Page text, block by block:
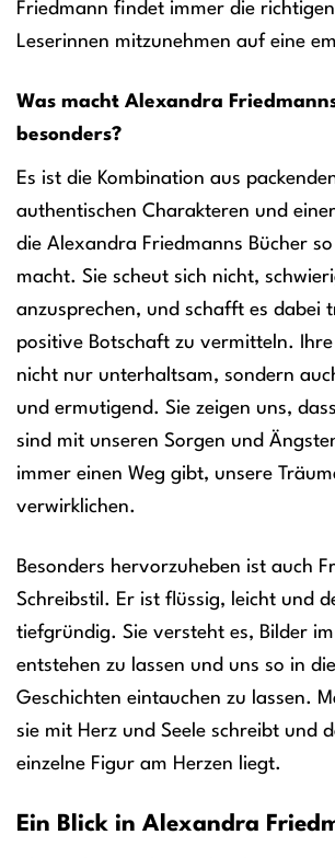
Friedmann findet immer die
Leserinnen mitzunehmen auf eine
Was macht Alexandra
besonders?
Es ist die Kombination aus
authentischen Charakteren und
die Alexandra Friedmanns Bücher
macht. Sie scheut sich nicht,
anzusprechen, und schafft es dabei
positive Botschaft zu vermitteln. Ihre
nicht nur unterhaltsam, sondern
und ermutigend. Sie zeigen uns,
sind mit unseren Sorgen und
immer einen Weg gibt, unsere
verwirklichen.
Besonders hervorzuheben ist auch
Schreibstil. Er ist flüssig, leicht und
tiefgründig. Sie versteht es, Bilder im
entstehen zu lassen und uns so in
Geschichten eintauchen zu lassen.
sie mit Herz und Seele schreibt und
einzelne Figur am Herzen liegt.
Ein Blick in Alexandra